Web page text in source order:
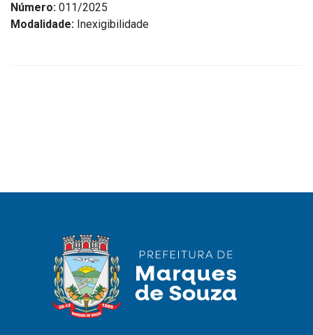
Serviços
Diário Oficial (Até 30/04)
Recursos Humanos
Processo Seletivo
Seletivo Simplificado
Número: 011/2025
Modalidade: Inexigibilidade